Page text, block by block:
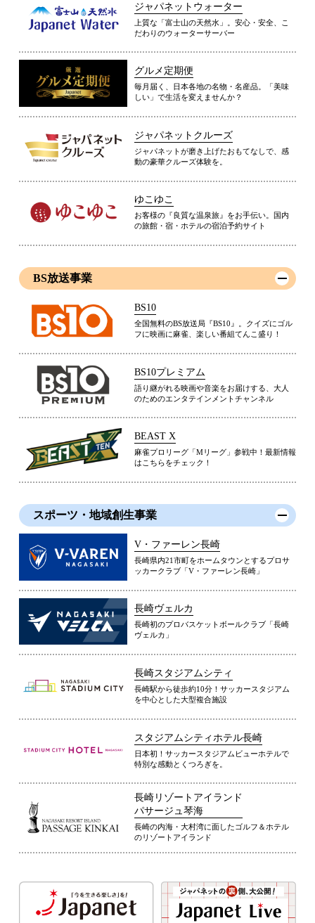
ジャパネットウォーター
上質な「富士山の天然水」。安心・安全、こ
だわりのウォーターサーバー
グルメ定期便
毎月届く、日本各地の名物・名産品。「美味
しい」で生活を変えませんか？
ジャパネットクルーズ
ジャパネットが磨き上げたおもてなしで、感
動の豪華クルーズ体験を。
ゆこゆこ
お客様の『良質な温泉旅』をお手伝い。国内
の旅館・宿・ホテルの宿泊予約サイト
BS放送事業
BS10
全国無料のBS放送局『BS10』。クイズにゴル
フに映画に麻雀、楽しい番組てんこ盛り！
BS10プレミアム
語り継がれる映画や音楽をお届けする、大人
のためのエンタテインメントチャンネル
BEAST X
麻雀プロリーグ「Mリーグ」参戦中！最新情報
はこちらをチェック！
スポーツ・地域創生事業
V・ファーレン長崎
長崎県内21市町をホームタウンとするプロサ
ッカークラブ「V・ファーレン長崎」
長崎ヴェルカ
長崎初のプロバスケットボールクラブ「長崎
ヴェルカ」
長崎スタジアムシティ
長崎駅から徒歩約10分！サッカースタジアム
を中心とした大型複合施設
スタジアムシティホテル長崎
日本初！サッカースタジアムビューホテルで
特別な感動とくつろぎを。
長崎リゾートアイランド
パサージュ琴海
長崎の内海・大村湾に面したゴルフ＆ホテル
のリゾートアイランド